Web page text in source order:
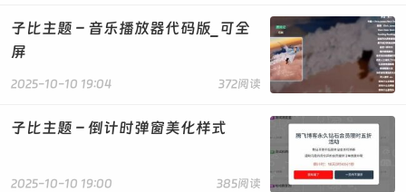
justify-content: center;
.meting-album-cover {
width: 40px;
object-fit: cover;
子比主题 – 音乐播放器代码版_可全
屏
372阅读
2025-10-10 19:04
子比主题 – 倒计时弹窗美化样式
385阅读
2025-10-10 19:00